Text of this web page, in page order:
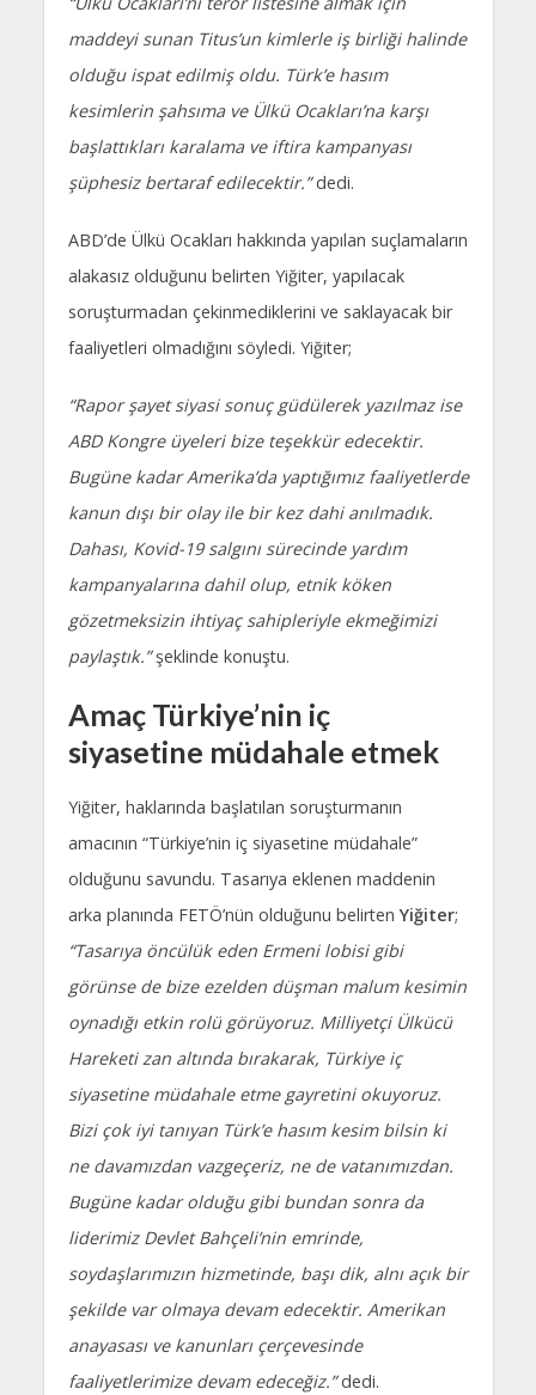
maddeyi sunan Titus’un kimlerle iş birliği halinde
olduğu ispat edilmiş oldu. Türk’e hasım
kesimlerin şahsıma ve Ülkü Ocakları’na karşı
başlattıkları karalama ve iftira kampanyası
şüphesiz bertaraf edilecektir.”dedi.
ABD’de Ülkü Ocakları hakkında yapılan suçlamaların
alakasız olduğunu belirten Yiğiter, yapılacak
soruşturmadan çekinmediklerini ve saklayacak bir
faaliyetleri olmadığını söyledi. Yiğiter;
“Rapor şayet siyasi sonuç güdülerek yazılmaz ise
ABD Kongre üyeleri bize teşekkür edecektir.
Bugüne kadar Amerika’da yaptığımız faaliyetlerde
kanun dışı bir olay ile bir kez dahi anılmadık.
Dahası, Kovid-19 salgını sürecinde yardım
kampanyalarına dahil olup, etnik köken
gözetmeksizin ihtiyaç sahipleriyle ekmeğimizi
paylaştık.”şeklinde konuştu.
Amaç Türkiye’nin iç
siyasetine müdahale etmek
Yiğiter, haklarında başlatılan soruşturmanın
amacının “Türkiye’nin iç siyasetine müdahale”
olduğunu savundu. Tasarıya eklenen maddenin
arka planında FETÖ’nün olduğunu belirtenYiğiter;
“Tasarıya öncülük eden Ermeni lobisi gibi
görünse de bize ezelden düşman malum kesimin
oynadığı etkin rolü görüyoruz. Milliyetçi Ülkücü
Hareketi zan altında bırakarak, Türkiye iç
siyasetine müdahale etme gayretini okuyoruz.
Bizi çok iyi tanıyan Türk’e hasım kesim bilsin ki
ne davamızdan vazgeçeriz, ne de vatanımızdan.
Bugüne kadar olduğu gibi bundan sonra da
liderimiz Devlet Bahçeli’nin emrinde,
soydaşlarımızın hizmetinde, başı dik, alnı açık bir
şekilde var olmaya devam edecektir. Amerikan
anayasası ve kanunları çerçevesinde
faaliyetlerimize devam edeceğiz.”dedi.